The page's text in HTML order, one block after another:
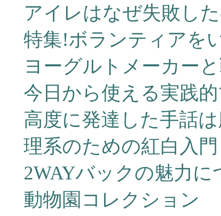
アイレはなぜ失敗し
特集!ボランティアを
ヨーグルトメーカー
今日から使える実践
高度に発達した手話
理系のための紅白入門
2WAYバックの魅力
動物園コレクション